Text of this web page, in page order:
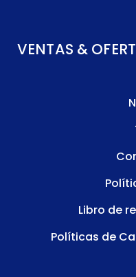
VENTAS &
Libro de
Políticas de